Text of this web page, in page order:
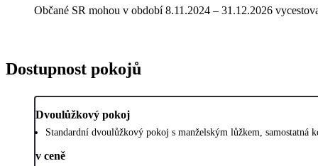
Občané SR mohou v období 8.11.2024 – 31.12.2026
Dostupnost pokojů
Dvoulůžkový pokoj
Standardní dvoulůžkový pokoj s manželským lůžkem, samostatná
v ceně